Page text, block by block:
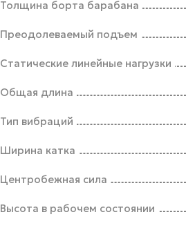
Толщина борта барабана
Преодолеваемый подъем
Статические линейные нагрузки
Общая длина
Тип вибраций
Ширина катка
Центробежная сила
Высота в рабочем состоянии